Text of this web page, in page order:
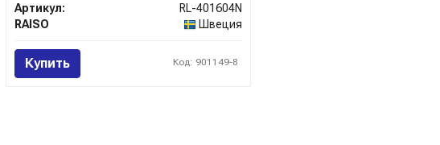
Артикул:
RL-401604N
RAISO
Швеция
Купить Код: 901149-8